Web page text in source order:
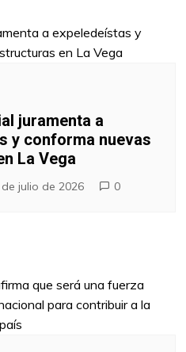
juramenta a
y conforma nuevas
La Vega
julio de 2026 0